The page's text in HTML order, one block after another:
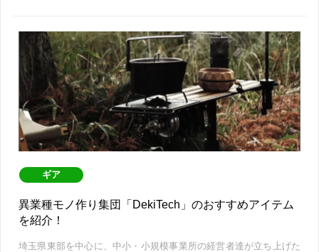
ギア
異業種モノ作り集団「DekiTech」のおすすめアイテム
を紹介！
埼玉県東部を中心に、中小・小規模事業所の経営者達が立ち上げた